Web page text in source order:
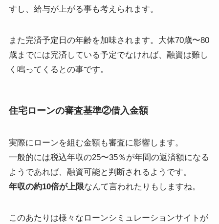
すし、給与が上がる事も考えられます。
また完済予定日の年齢を加味されます。大体70歳〜80
歳までには完済 している予定でなければ、融資は難し
く鳴ってくるとの事です。
住宅ローンの審査基準②借入金額
実際にローンを組む金額も審査に影響します。
一般的には税込年収の25〜35％が年間の返済額になる
ようであれば、融資可能と判断されるようです。
年収の約10倍が上限なんて言われたりもしますね。
このあたりは様々なローンシミュレーションサイトが